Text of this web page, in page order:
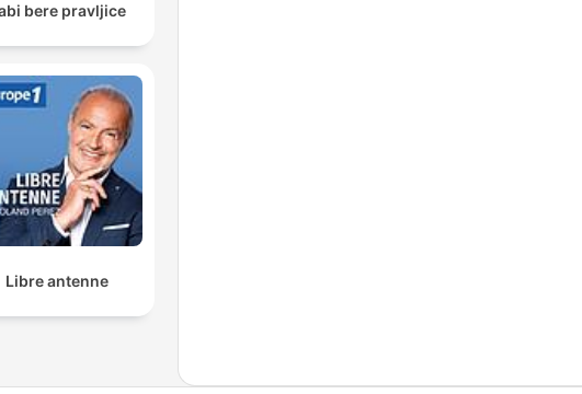
bere pravljice
Libre antenne